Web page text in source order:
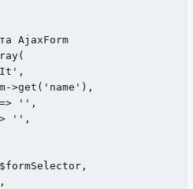
AjaxForm
>get('name'),
'',
'',